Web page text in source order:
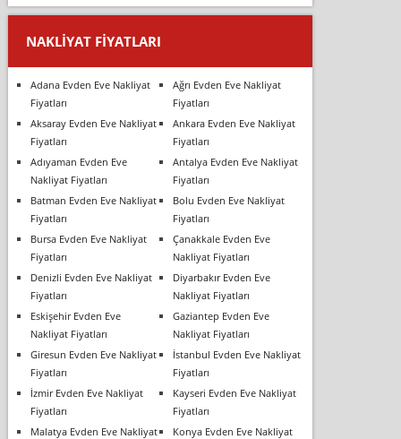
NAKLIYAT FIYATLARI
Adana Evden Eve Nakliyat
Fiyatları
Ağrı Evden Eve Nakliyat
Fiyatları
Aksaray Evden Eve Nakliyat
Fiyatları
Ankara Evden Eve Nakliyat
Fiyatları
Adıyaman Evden Eve
Nakliyat Fiyatları
Antalya Evden Eve Nakliyat
Fiyatları
Batman Evden Eve Nakliyat
Fiyatları
Bolu Evden Eve Nakliyat
Fiyatları
Bursa Evden Eve Nakliyat
Fiyatları
Çanakkale Evden Eve
Nakliyat Fiyatları
Denizli Evden Eve Nakliyat
Fiyatları
Diyarbakır Evden Eve
Nakliyat Fiyatları
Eskişehir Evden Eve
Nakliyat Fiyatları
Gaziantep Evden Eve
Nakliyat Fiyatları
Giresun Evden Eve Nakliyat
Fiyatları
İstanbul Evden Eve Nakliyat
Fiyatları
İzmir Evden Eve Nakliyat
Fiyatları
Kayseri Evden Eve Nakliyat
Fiyatları
Malatya Evden Eve Nakliyat
Konya Evden Eve Nakliyat